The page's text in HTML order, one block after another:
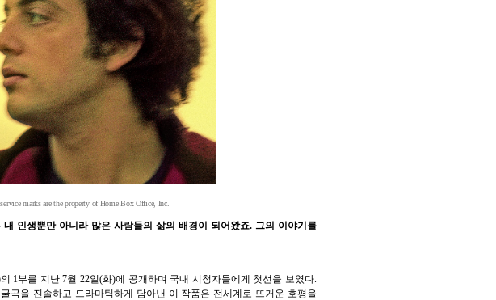
marks are the property of Home Box Office, Inc.
인생뿐만 아니라 많은 사람들의 삶의 배경이 되어왔죠. 그의 이야기를
1부를 지난 7월 22일(화)에 공개하며 국내 시청자들에게 첫선을 보였다.
곡을 진솔하고 드라마틱하게 담아낸 이 작품은 전세계로 뜨거운 호평을